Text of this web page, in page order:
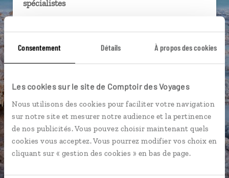
Consentement Détails À propos des cookies
Les cookies sur le site de Comptoir des Voyages
Nous utilisons des cookies pour faciliter votre navigation
sur notre site et mesurer notre audience et la pertinence
de nos publicités. Vous pouvez choisir maintenant quels
cookies vous acceptez. Vous pourrez modifier vos choix en
cliquant sur « gestion des cookies » en bas de page.
spécialistes
Échangez en face à face ou depuis nos studios
connectés en agence, mais aussi par email ou
pendant et après votre voyage.